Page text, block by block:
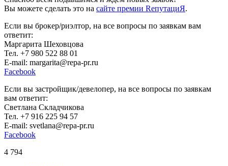
Вы можете сделать это на сайте премии RепутациЯ.
Если вы брокер/риэлтор, на все вопросы по заявкам вам
ответит:
Маргарита Шеховцова
Тел. +7 980 522 88 01
E-mail: margarita@repa-pr.ru
Facebook
Если вы застройщик/девелопер, на все вопросы по заявкам
вам ответит:
Светлана Складчикова
Тел. +7 916 225 94 57
E-mail: svetlana@repa-pr.ru
Facebook
4 794